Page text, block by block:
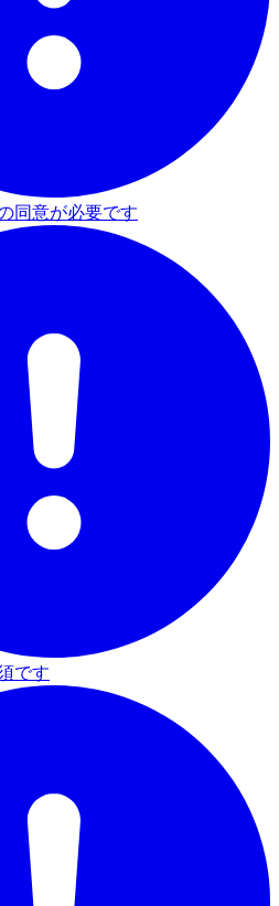
同意が必要です
です